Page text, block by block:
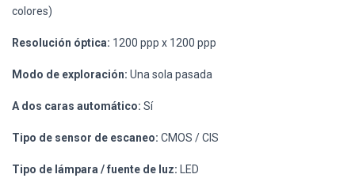
colores)
Resolución óptica: 1200 ppp x 1200 ppp
Modo de exploración: Una sola pasada
A dos caras automático: Sí
Tipo de sensor de escaneo: CMOS / CIS
Tipo de lámpara / fuente de luz: LED